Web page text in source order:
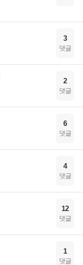
3
댓글
2
댓글
6
댓글
4
댓글
12
댓글
1
댓글